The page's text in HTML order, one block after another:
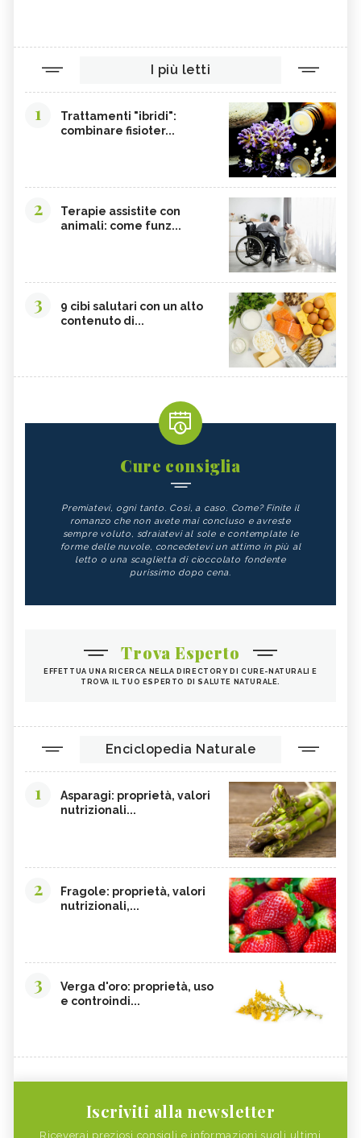
I più letti
1
Trattamenti "ibridi":
combinare fisioter...
2
Terapie assistite con
animali: come funz...
3
9 cibi salutari con un alto
contenuto di...
Cure consiglia
Premiatevi, ogni tanto. Così, a caso. Come? Finite il
romanzo che non avete mai concluso e avreste
sempre voluto, sdraiatevi al sole e contemplate le
forme delle nuvole, concedetevi un attimo in più al
letto o una scaglietta di cioccolato fondente
purissimo dopo cena.
Trova Esperto
EFFETTUA UNA RICERCA NELLA DIRECTORY DI CURE-NATURALI E
TROVA IL TUO ESPERTO DI SALUTE NATURALE.
Enciclopedia Naturale
1
Asparagi: proprietà, valori
nutrizionali...
2
Fragole: proprietà, valori
nutrizionali,...
3
Verga d'oro: proprietà, uso
e controindi...
Iscriviti alla newsletter
Riceverai preziosi consigli e informazioni sugli ultimi